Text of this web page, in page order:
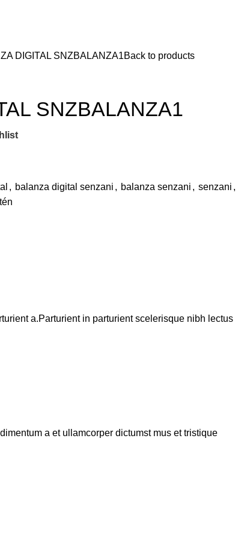
DIGITAL SNZBALANZA1Back to products
SNZBALANZA1
, balanza digital senzani , balanza senzani , senzani ,
a.Parturient in parturient scelerisque nibh lectus
a et ullamcorper dictumst mus et tristique